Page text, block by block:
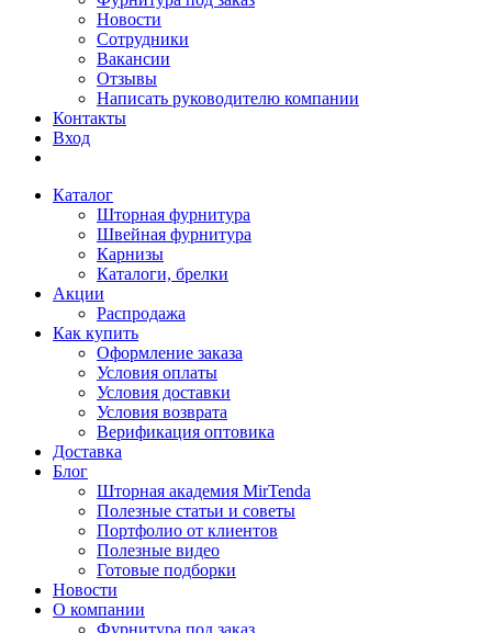
Новости
Сотрудники
Вакансии
Отзывы
Написать руководителю компании
Контакты
Вход
Каталог
Шторная фурнитура
Швейная фурнитура
Карнизы
Каталоги, брелки
Акции
Распродажа
Как купить
Оформление заказа
Условия оплаты
Условия доставки
Условия возврата
Верификация оптовика
Доставка
Блог
Шторная академия MirTenda
Полезные статьи и советы
Портфолио от клиентов
Полезные видео
Готовые подборки
Новости
О компании
Фурнитура под заказ